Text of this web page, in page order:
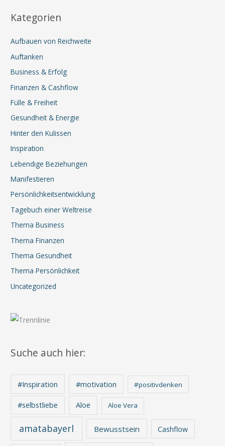
Kategorien
Aufbauen von Reichweite
Auftanken
Business & Erfolg
Finanzen & Cashflow
Fülle & Freiheit
Gesundheit & Energie
Hinter den Kulissen
Inspiration
Lebendige Beziehungen
Manifestieren
Persönlichkeitsentwicklung
Tagebuch einer Weltreise
Thema Business
Thema Finanzen
Thema Gesundheit
Thema Persönlichkeit
Uncategorized
Suche auch hier:
#Inspiration #motivation #positivdenken
#selbstliebe Aloe Aloe Vera
amatabayerl Bewusstsein Cashflow